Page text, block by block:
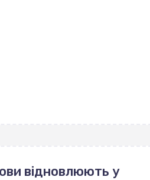
відновлюють у